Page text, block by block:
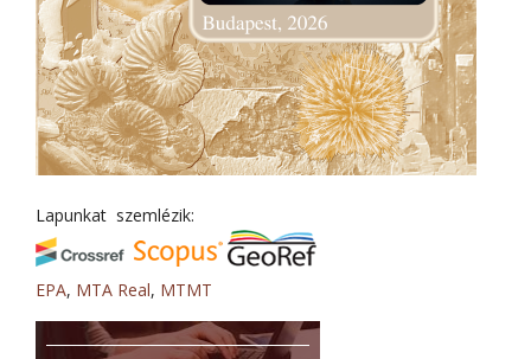
Lapunkat szemlézik:
EPA, MTA Real, MTMT